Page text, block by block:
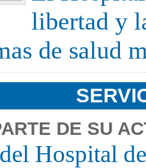
libertad y
de salud
DE SU
Hospital